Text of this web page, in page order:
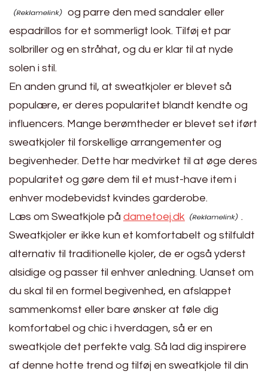
og parre den med sandaler eller
espadrillos for et sommerligt look. Tilføj et par
solbriller og en stråhat, og du er klar til at nyde
solen i stil.
En anden grund til, at sweatkjoler er blevet så
populære, er deres popularitet blandt kendte og
influencers. Mange berømtheder er blevet set iført
sweatkjoler til forskellige arrangementer og
begivenheder. Dette har medvirket til at øge deres
popularitet og gøre dem til et must-have item i
enhver modebevidst kvindes garderobe.
Læs om Sweatkjole på dametoej.dk
.
Sweatkjoler er ikke kun et komfortabelt og stilfuldt
alternativ til traditionelle kjoler, de er også yderst
alsidige og passer til enhver anledning. Uanset om
du skal til en formel begivenhed, en afslappet
sammenkomst eller bare ønsker at føle dig
komfortabel og chic i hverdagen, så er en
sweatkjole det perfekte valg. Så lad dig inspirere
af denne hotte trend og tilføj en sweatkjole til din